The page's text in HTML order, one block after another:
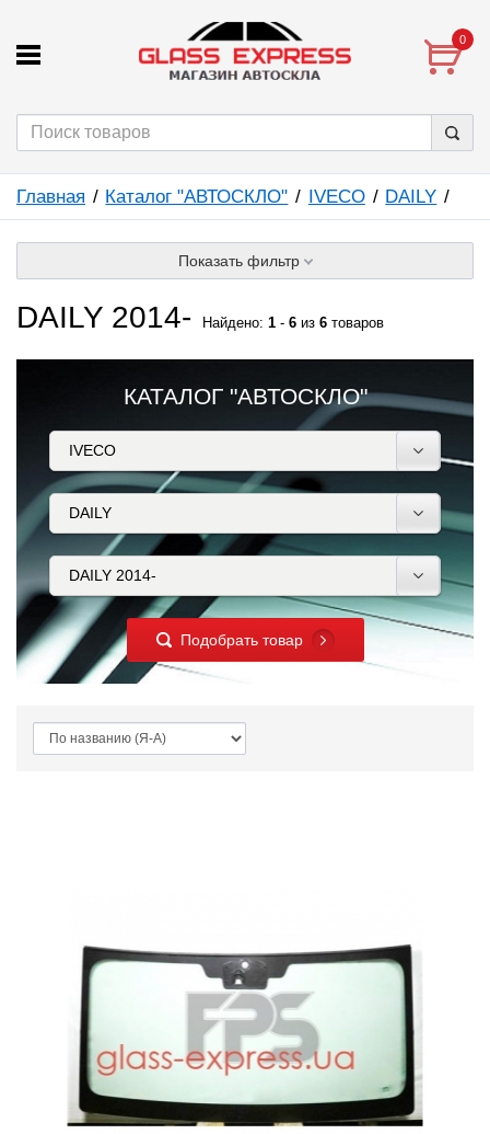
0
Главная Каталог "АВТОСКЛО" IVECO DAILY
Показать фильтр
DAILY 2014- Найдено: 1 - 6 из 6 товаров
КАТАЛОГ "АВТОСКЛО"
Подобрать товар